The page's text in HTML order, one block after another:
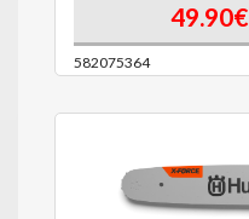
49.90€
582075364